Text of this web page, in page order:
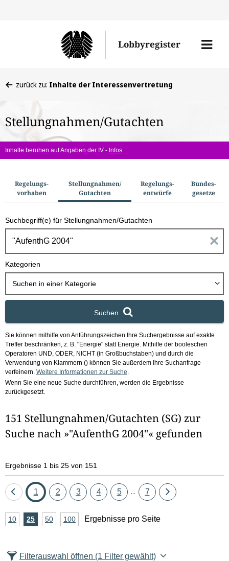
den
Lobbyregister
Menü
befinden
hier:
zurück zu: Inhalte der Interessenvertretung
Stellungnahmen/Gutachten
Inhalte beruhen auf Angaben der IV - Infos
u
c
h
o
Regelungs­
vorhaben
Stellungnahmen/​
Gutachten
Regelungs­
entwürfe
Bundes­
gesetze
Suchbegriff(e) für Stellungnahmen/Gutachten
n
g
a
Kategorien
Suchen in einer Kategorie
Suchen
Sie können mithilfe von Anführungszeichen Ihre Suchergebnisse auf exakte
Treffer beschränken, z. B. "Energie" statt Energie. Mithilfe der booleschen
Operatoren UND, ODER, NICHT (in Großbuchstaben) und durch die
Verwendung von Klammern () können Sie außerdem Ihre Suchanfrage
verfeinern. Weitere Informationen zur Suche
Wenn Sie eine neue Suche durchführen, werden die Ergebnisse
zurückgesetzt.
151 Stellungnahmen/Gutachten (SG) zur
Suche nach »"AufenthG 2004"« gefunden
Ergebnisse 1 bis 25 von 151
Eine
zurück
Seite
1 Seite
2 Seite
3 Seite
4 Seite
5 Seite
7
Eine
A
z
10Ergebnisse
25Ergebnisse
50Ergebnisse
100Ergebnisse
Ergebnisse pro Seite
Filterauswahl öffnen (1 Filter gewählt)